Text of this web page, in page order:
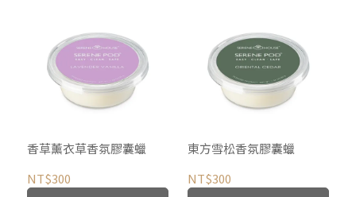
香草薰衣草香氛膠囊蠟
NT$300
東方雪松香氛膠囊蠟
NT$300